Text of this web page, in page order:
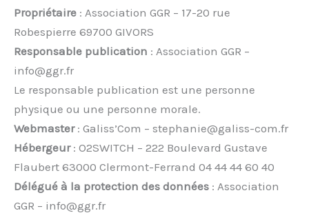
Propriétaire : Association GGR – 17-20 rue
Robespierre 69700 GIVORS
Responsable publication : Association GGR –
info@ggr.fr
Le responsable publication est une personne
physique ou une personne morale.
Webmaster: Galiss’Com – stephanie@galiss-com.fr
Hébergeur: O2SWITCH – 222 Boulevard Gustave
Flaubert 63000 Clermont-Ferrand 04 44 44 60 40
Délégué à la protection des données : Association
GGR – info@ggr.fr